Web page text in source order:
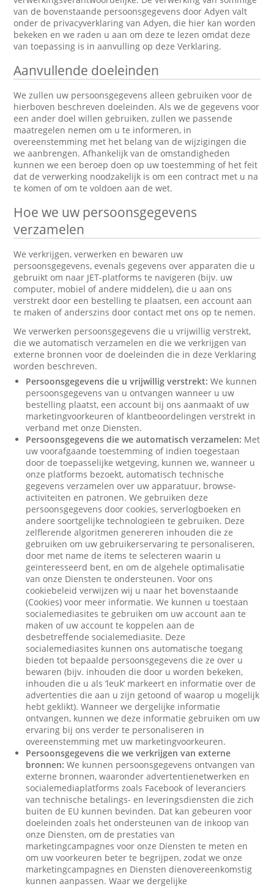
van de bovenstaande persoonsgegevens door Adyen valt
onder de privacyverklaring van Adyen, die hier kan worden
bekeken en we raden u aan om deze te lezen omdat deze
van toepassing is in aanvulling op deze Verklaring.
Aanvullende doeleinden
We zullen uw persoonsgegevens alleen gebruiken voor de
hierboven beschreven doeleinden. Als we de gegevens voor
een ander doel willen gebruiken, zullen we passende
maatregelen nemen om u te informeren, in
overeenstemming met het belang van de wijzigingen die
we aanbrengen. Afhankelijk van de omstandigheden
kunnen we een beroep doen op uw toestemming of het feit
dat de verwerking noodzakelijk is om een contract met u na
te komen of om te voldoen aan de wet.
Hoe we uw persoonsgegevens
verzamelen
We verkrijgen, verwerken en bewaren uw
persoonsgegevens, evenals gegevens over apparaten die u
gebruikt om naar JET-platforms te navigeren (bijv. uw
computer, mobiel of andere middelen), die u aan ons
verstrekt door een bestelling te plaatsen, een account aan
te maken of anderszins door contact met ons op te nemen.
We verwerken persoonsgegevens die u vrijwillig verstrekt,
die we automatisch verzamelen en die we verkrijgen van
externe bronnen voor de doeleinden die in deze Verklaring
worden beschreven.
Persoonsgegevens die u vrijwillig verstrekt: We kunnen
persoonsgegevens van u ontvangen wanneer u uw
bestelling plaatst, een account bij ons aanmaakt of uw
marketingvoorkeuren of klantbeoordelingen verstrekt in
verband met onze Diensten.
Persoonsgegevens die we automatisch verzamelen: Met
uw voorafgaande toestemming of indien toegestaan
door de toepasselijke wetgeving, kunnen we, wanneer u
onze platforms bezoekt, automatisch technische
gegevens verzamelen over uw apparatuur, browse-
activiteiten en patronen. We gebruiken deze
persoonsgegevens door cookies, serverlogboeken en
andere soortgelijke technologieën te gebruiken. Deze
zelflerende algoritmen genereren inhouden die ze
gebruiken om uw gebruikerservaring te personaliseren,
door met name de items te selecteren waarin u
geïnteresseerd bent, en om de algehele optimalisatie
van onze Diensten te ondersteunen. Voor ons
cookiebeleid verwijzen wij u naar het bovenstaande
(Cookies) voor meer informatie. We kunnen u toestaan
socialemediasites te gebruiken om uw account aan te
maken of uw account te koppelen aan de
desbetreffende socialemediasite. Deze
socialemediasites kunnen ons automatische toegang
bieden tot bepaalde persoonsgegevens die ze over u
bewaren (bijv. inhouden die door u worden bekeken,
inhouden die u als ‘leuk’ markeert en informatie over de
advertenties die aan u zijn getoond of waarop u mogelijk
hebt geklikt). Wanneer we dergelijke informatie
ontvangen, kunnen we deze informatie gebruiken om uw
ervaring bij ons verder te personaliseren in
overeenstemming met uw marketingvoorkeuren.
Persoonsgegevens die we verkrijgen van externe
bronnen: We kunnen persoonsgegevens ontvangen van
externe bronnen, waaronder advertentienetwerken en
socialemediaplatforms zoals Facebook of leveranciers
van technische betalings- en leveringsdiensten die zich
buiten de EU kunnen bevinden. Dat kan gebeuren voor
doeleinden zoals het ondersteunen van de inkoop van
onze Diensten, om de prestaties van
marketingcampagnes voor onze Diensten te meten en
om uw voorkeuren beter te begrijpen, zodat we onze
marketingcampagnes en Diensten dienovereenkomstig
kunnen aanpassen. Waar we dergelijke